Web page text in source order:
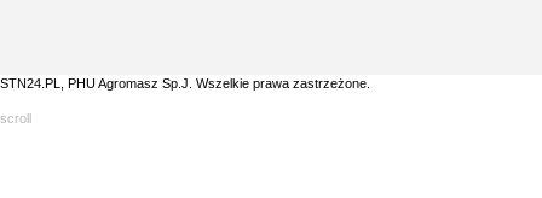
STN24.PL, PHU Agromasz Sp.J. Wszelkie prawa zastrzeżone.
scroll